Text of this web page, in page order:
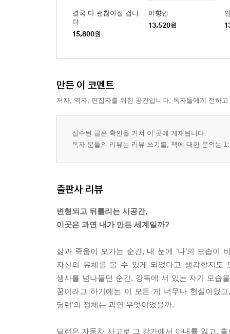
결국 다 괜찮아질 겁니
다
15,800원
이향인
13,520원
만든 이 코멘트
저자, 역자, 편집자를 위한 공간입니다. 독자들에게 전하
접수된 글은 확인을 거쳐 이 곳에 게재됩니다.
독자 분들의 리뷰는 리뷰 쓰기를, 책에 대한 문의는
출판사 리뷰
변형되고 뒤틀리는 시공간,
이곳은 과연 내가 만든 세계일까?
삶과 죽음이 오가는 순간, 내 눈에 ‘나’의 모습이
자신의 유체를 볼 수 있게 되었다고 생각할지도
생사를 넘나들던 순간, 강둑에 서 있는 자기 모습
꿈이라고 하기에는 이 모든 게 너무나 현실이었
딜런’의 정체는 과연 무엇이었을까.
딜런은 자동차 사고로 그 강가에서 아내를 잃고,